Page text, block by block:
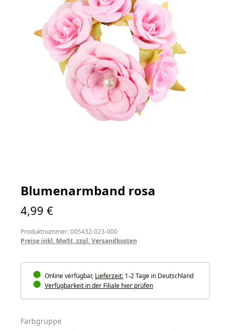
Blumenarmband rosa
Regulärer Preis:
4,99 €
Produktnummer: 005432-023-000
Preise inkl. MwSt. zzgl. Versandkosten
Online verfügbar, Lieferzeit: 1-2 Tage in Deutschland
Verfügbarkeit in der Filiale hier prüfen
Farbgruppe